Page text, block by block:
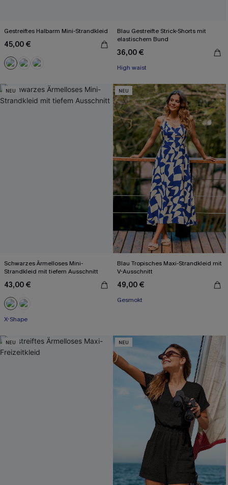
Gestreiftes Halbarm Mini-Strandkleid
45,00 €
Blau Gestreifte Strick-Shorts mit
elastischem Bund
36,00 €
High waist
NEU
Schwarzes Ärmelloses Mini-
Strandkleid mit tiefem Ausschnitt
43,00 €
X-Shape
NEU
Blau Tropisches Maxi-Strandkleid mit
V-Ausschnitt
49,00 €
Gesmokt
NEU NEU